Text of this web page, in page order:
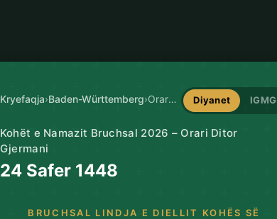
Kryefaqja›Baden-Württemberg› Oraret e Namazit në Bruchsal Diyanet IGMG
Kohët e Namazit Bruchsal 2026 – Orari Ditor
Gjermani
24 Safer 1448
BRUCHSAL LINDJA E DIELLIT KOHËS SË